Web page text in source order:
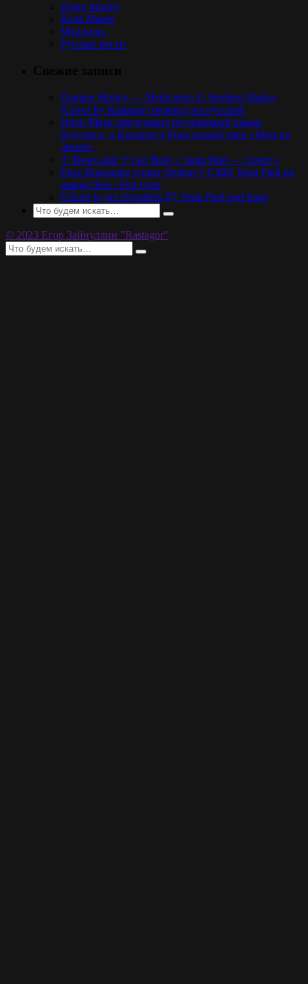
Ziggy Marley
Коля Маню
Марлины
Русское регги
Damian Marley — Medication ft. Stephen Marley
(Cover by Rastagor) перевод на русский
Илон Маск представил неуязвимый пикап
будущего, а Rastagor и Poga новый трек «Мир на
Земле»
☩ BowLand ☩ Get Busy ♪ Sean Paul — Cover ♪
Elias Boussnina synger Destiny’s Child, Sean Paul og
mange flere / Pop Quiz
Gdzieś to już słyszałem #7: Sean Paul pod lupą!
© 2023 Егор Зайнуллин "Rastagor"